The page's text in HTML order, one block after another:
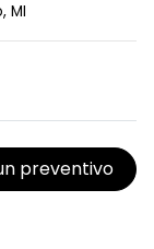
MI
preventivo